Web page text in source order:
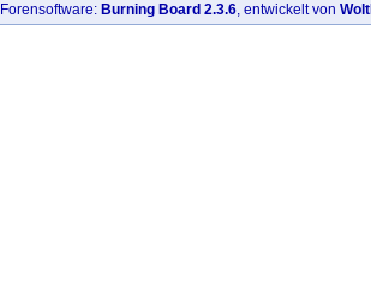
Forensoftware: Burning Board 2.3.6, entwickelt von